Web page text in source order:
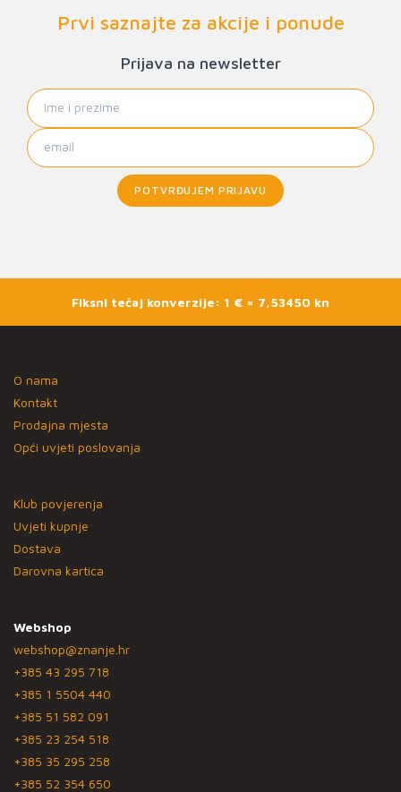
Prvi saznajte za akcije i ponude
Prijava na newsletter
POTVRĐUJEM PRIJAVU
Fiksni tečaj konverzije: 1 € = 7,53450 kn
O nama
Kontakt
Prodajna mjesta
Opći uvjeti poslovanja
Klub povjerenja
Uvjeti kupnje
Dostava
Darovna kartica
Webshop
webshop@znanje.hr
+385 43 295 718
+385 1 5504 440
+385 51 582 091
+385 23 254 518
+385 35 295 258
+385 52 354 650